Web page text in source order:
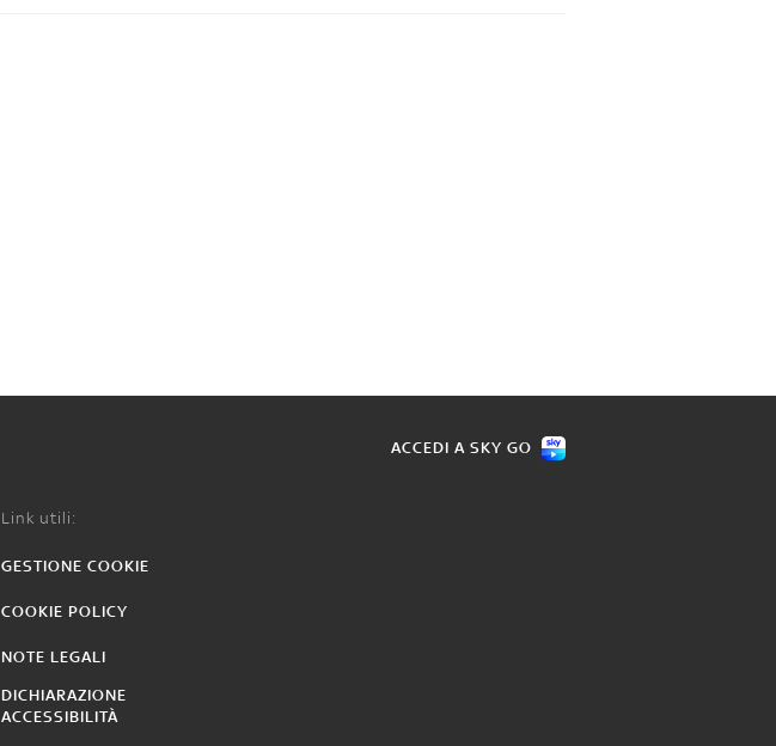
ACCEDI A SKY GO
Link utili:
GESTIONE COOKIE
COOKIE POLICY
NOTE LEGALI
DICHIARAZIONE
ACCESSIBILITÀ